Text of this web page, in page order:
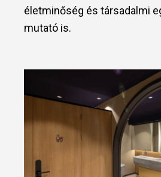
életminőség és társadalmi
mutató is.